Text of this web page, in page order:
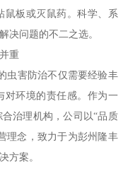
鼠板或灭鼠药。科学、系
决问题的不二之选。
重
虫害防治不仅需要经验丰
对环境的责任感。作为一
治理机构，公司以“品质
理念，致力于为彭州隆丰
方案。